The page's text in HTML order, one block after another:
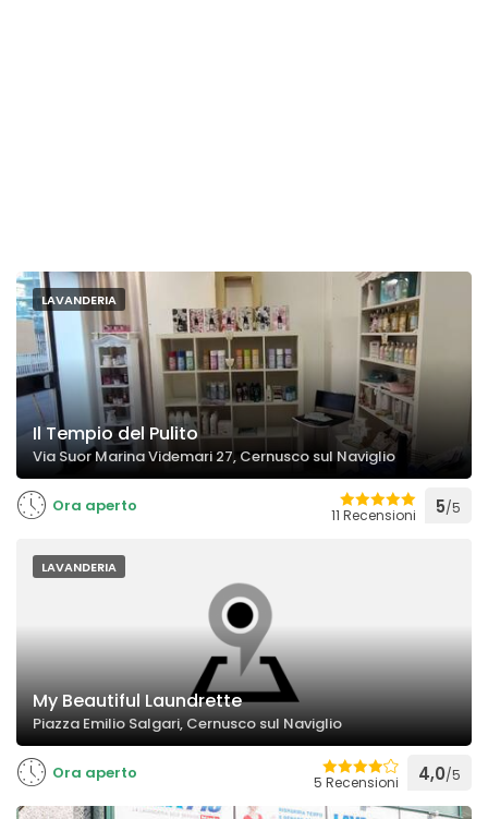
LAVANDERIA
Il Tempio del Pulito
Via Suor Marina Videmari 27, Cernusco sul Naviglio
Ora aperto 11 Recensioni 5/5
LAVANDERIA
My Beautiful Laundrette
Piazza Emilio Salgari, Cernusco sul Naviglio
Ora aperto 5 Recensioni 4,0/5